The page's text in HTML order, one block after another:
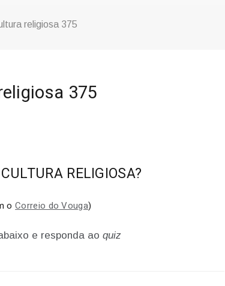
religiosa 375
375
RELIGIOSA?
oCorreio do Vouga)
e responda ao quiz